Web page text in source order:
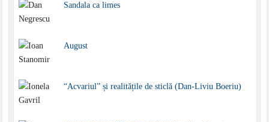
Sandala ca limes
August
“Acvariul” și realitățile de sticlă (Dan-Liviu Boeriu)